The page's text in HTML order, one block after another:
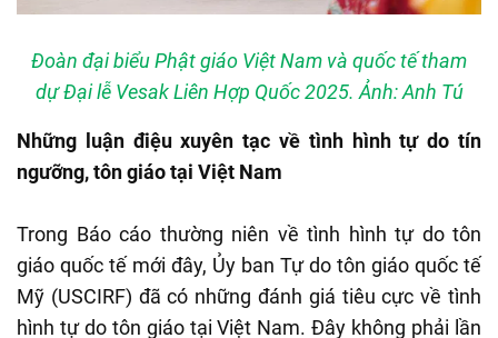
Đoàn đại biểu Phật giáo Việt Nam và quốc tế tham
dự Đại lễ Vesak Liên Hợp Quốc 2025. Ảnh: Anh Tú
Những luận điệu xuyên tạc về tình hình tự do tín
ngưỡng, tôn giáo tại Việt Nam
Trong Báo cáo thường niên về tình hình tự do tôn
giáo quốc tế mới đây, Ủy ban Tự do tôn giáo quốc tế
Mỹ (USCIRF) đã có những đánh giá tiêu cực về tình
hình tự do tôn giáo tại Việt Nam. Đây không phải lần